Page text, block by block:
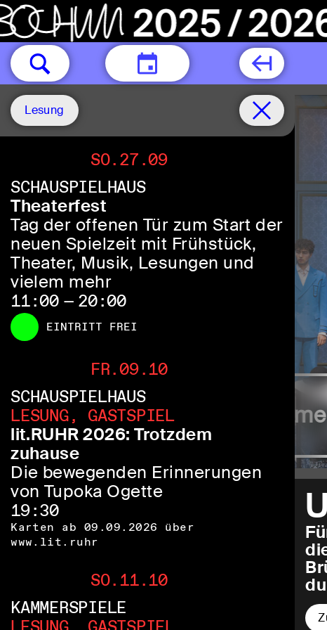
Lesung
SO.27.09
SCHAUSPIELHAUS
Theaterfest
Tag der offenen Tür zum Start der
neuen Spielzeit mit Frühstück,
Theater, Musik, Lesungen und
vielem mehr
11:00 — 20:00
EINTRITT FREI
FR.09.10
SCHAUSPIELHAUS
LESUNG, GASTSPIEL
lit.RUHR 2026: Trotzdem
zuhause
Die bewegenden Erinnerungen
von Tupoka Ogette
19:30
Karten ab 09.09.2026 über
www.lit.ruhr
SO.11.10
KAMMERSPIELE
Do.22.10
Same